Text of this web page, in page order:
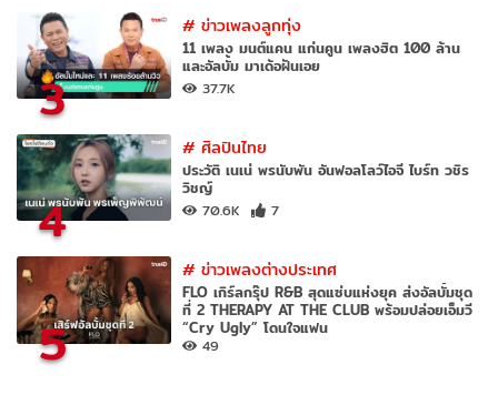
3
#ข่าวเพลงลูกทุ่ง
11 เพลง มนต์แคน แก่นคูน เพลงฮิต 100 ล้าน
และอัลบั้ม มาเด้อฝันเอย
37.7K
4
#ศิลปินไทย
ประวัติ เนเน่ พรนับพัน อันฟอลโลว์ไอจี ไบร์ท วชิร
วิชญ์
70.6K 7
5
#ข่าวเพลงต่างประเทศ
FLO เกิร์ลกรุ๊ป R&B สุดแซ่บแห่งยุค ส่งอัลบั้มชุด
ที่ 2 THERAPY AT THE CLUB พร้อมปล่อยเอ็มวี
“Cry Ugly” โดนใจแฟน
49